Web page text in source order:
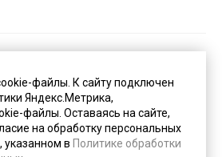
соглашение
файлы. К cайту подключен
Яндекс.Метрика,
файлы. Оставаясь на сайте,
на обработку персональных
указанном в Политике обработки